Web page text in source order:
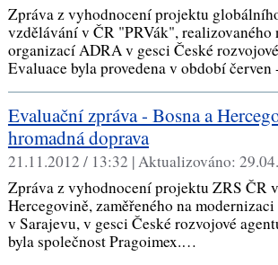
Zpráva z vyhodnocení projektu
vzdělávání v ČR "PRVák", realizovaného
organizací ADRA v gesci České
Evaluace byla provedena v období
Evaluační zpráva - Bosna a
hromadná doprava
21.11.2012 / 13:32 |Aktualizováno:
Zpráva z vyhodnocení projektu ZRS ČR
Hercegovině, zaměřeného na
v Sarajevu, v gesci České rozvojové
byla společnost Pragoimex.…